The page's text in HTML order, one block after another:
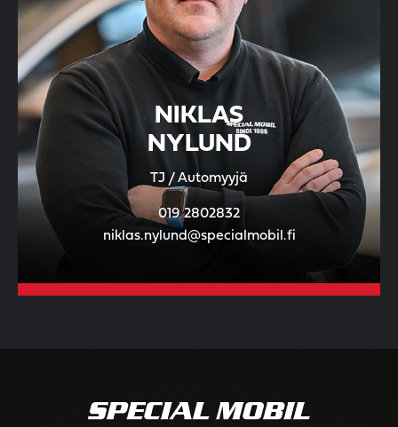
NIKLAS
NYLUND
TJ / Automyyjä
019 2802832
niklas.nylund@specialmobil.fi